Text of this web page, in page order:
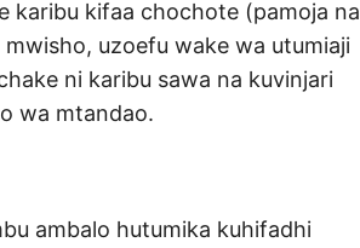
karibu kifaa chochote (pamoja na
uzoefu wake wa utumiaji
ni karibu sawa na kuvinjari
wa mtandao.
ambalo hutumika kuhifadhi